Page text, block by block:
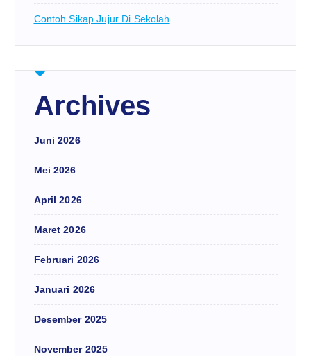
Contoh Sikap Jujur Di Sekolah
Archives
Juni 2026
Mei 2026
April 2026
Maret 2026
Februari 2026
Januari 2026
Desember 2025
November 2025